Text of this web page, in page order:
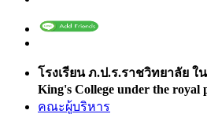
โรงเรียน ภ.ป.ร.ราชวิทยาลัย
King's College under the royal
คณะผู้บริหาร